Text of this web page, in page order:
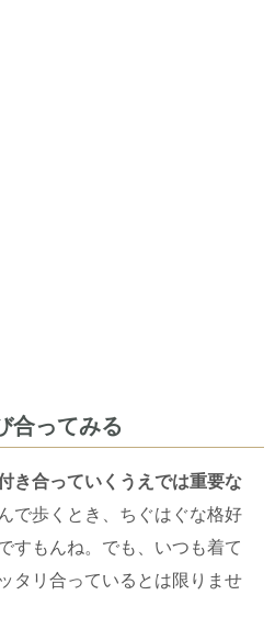
合ってみる
き合っていくうえでは重要な
で歩くとき、ちぐはぐな格好
すもんね。でも、いつも着て
タリ合っているとは限りませ